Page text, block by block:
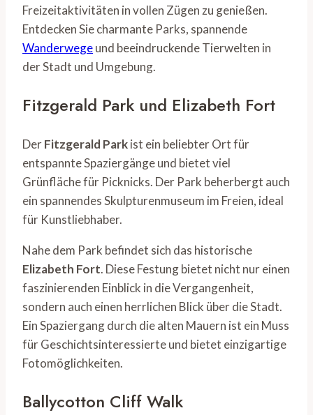
Freizeitaktivitäten in vollen Zügen zu genießen.
Entdecken Sie charmante Parks, spannende
Wanderwegeund beeindruckende Tierwelten in
der Stadt und Umgebung.
Fitzgerald Park und Elizabeth Fort
DerFitzgerald Parkist ein beliebter Ort für
entspannte Spaziergänge und bietet viel
Grünfläche für Picknicks. Der Park beherbergt auch
ein spannendes Skulpturenmuseum im Freien, ideal
für Kunstliebhaber.
Nahe dem Park befindet sich das historische
Elizabeth Fort. Diese Festung bietet nicht nur einen
faszinierenden Einblick in die Vergangenheit,
sondern auch einen herrlichen Blick über die Stadt.
Ein Spaziergang durch die alten Mauern ist ein Muss
für Geschichtsinteressierte und bietet einzigartige
Fotomöglichkeiten.
Ballycotton Cliff Walk